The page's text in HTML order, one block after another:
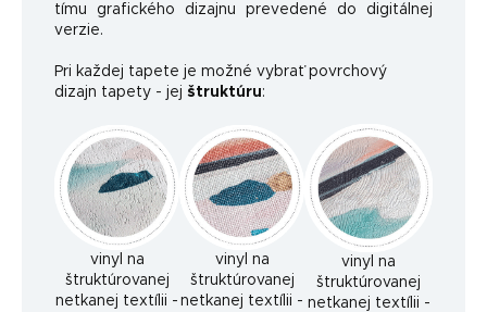
tímu grafického dizajnu prevedené do digitálnej
verzie.
Pri každej tapete je možné vybrať povrchový
dizajn tapety - jej štruktúru:
vinyl na
štruktúrovanej
netkanej textílii -
vinyl na
štruktúrovanej
netkanej textílii -
vinyl na
štruktúrovanej
netkanej textílii -